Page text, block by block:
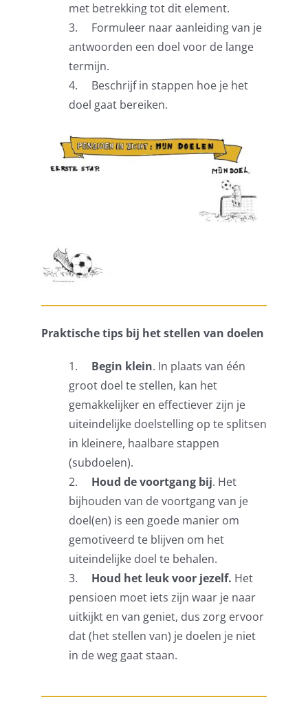
met betrekking tot dit element.
3. Formuleer naar aanleiding van je
antwoorden een doel voor de lange
termijn.
4. Beschrijf in stappen hoe je het
doel gaat bereiken.
Praktische tips bij het stellen van doelen
1. Begin klein. In plaats van één
groot doel te stellen, kan het
gemakkelijker en effectiever zijn je
uiteindelijke doelstelling op te splitsen
in kleinere, haalbare stappen
(subdoelen).
2. Houd de voortgang bij. Het
bijhouden van de voortgang van je
doel(en) is een goede manier om
gemotiveerd te blijven om het
uiteindelijke doel te behalen.
3. Houd het leuk voor jezelf. Het
pensioen moet iets zijn waar je naar
uitkijkt en van geniet, dus zorg ervoor
dat (het stellen van) je doelen je niet
in de weg gaat staan.